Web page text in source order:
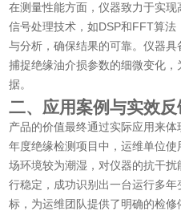
在测量性能方面，仪器致力于实
信号处理技术，如DSP和FFT算
与分析，确保结果的可靠。仪器
捕捉绝缘油介损参数的细微变化
据。
二、应用案例与实效反
产品的价值最终通过实际应用来
年度绝缘检测项目中，运维单位
场环境较为潮湿，对仪器的抗干
行稳定，成功识别出一台运行多
标，为运维团队提供了明确的检